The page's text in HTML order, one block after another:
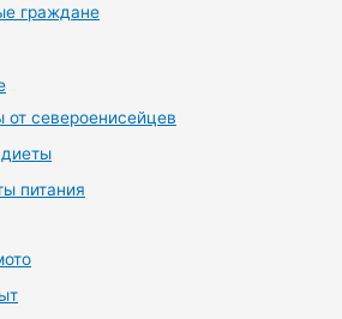
граждане
от североенисейцев
питания